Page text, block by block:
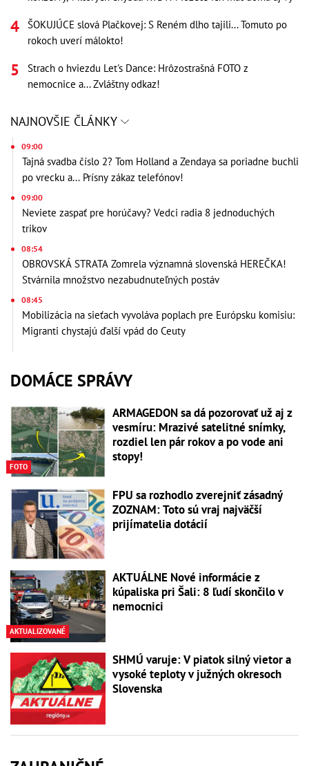
ŠOKUJÚCE slová Plačkovej: S Reném dlho tajili... Tomuto po
rokoch uverí málokto!
Strach o hviezdu Let's Dance: Hrôzostrašná FOTO z
nemocnice a... Zvláštny odkaz!
NAJNOVŠIE ČLÁNKY
09:00
Tajná svadba číslo 2? Tom Holland a Zendaya sa poriadne buchli
po vrecku a... Prísny zákaz telefónov!
09:00
Neviete zaspať pre horúčavy? Vedci radia 8 jednoduchých
trikov
08:54
OBROVSKÁ STRATA Zomrela významná slovenská HEREČKA!
Stvárnila množstvo nezabudnuteľných postáv
08:45
Mobilizácia na sieťach vyvoláva poplach pre Európsku komisiu:
Migranti chystajú ďalší vpád do Ceuty
DOMÁCE SPRÁVY
FOTO
ARMAGEDON sa dá pozorovať už aj z
vesmíru: Mrazivé satelitné snímky,
rozdiel len pár rokov a po vode ani
stopy!
FPU sa rozhodlo zverejniť zásadný
ZOZNAM: Toto sú vraj najväčší
prijímatelia dotácií
AKTUALIZOVANÉ
AKTUÁLNE Nové informácie z
kúpaliska pri Šali: 8 ľudí skončilo v
nemocnici
SHMÚ varuje: V piatok silný vietor a
vysoké teploty v južných okresoch
Slovenska